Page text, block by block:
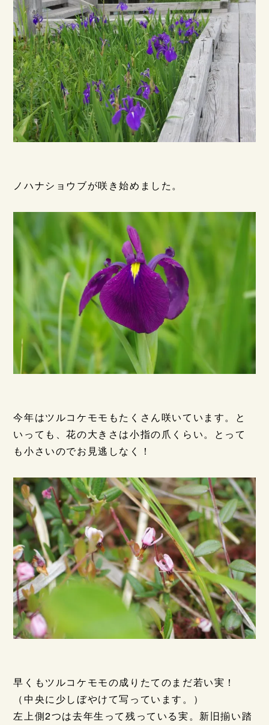
ノハナショウブが咲き始めました。
今年はツルコケモモもたくさん咲いています。と
いっても、花の大きさは小指の爪くらい。とって
も小さいのでお見逃しなく！
早くもツルコケモモの成りたてのまだ若い実！
（中央に少しぼやけて写っています。）
左上側2つは去年生って残っている実。新旧揃い踏